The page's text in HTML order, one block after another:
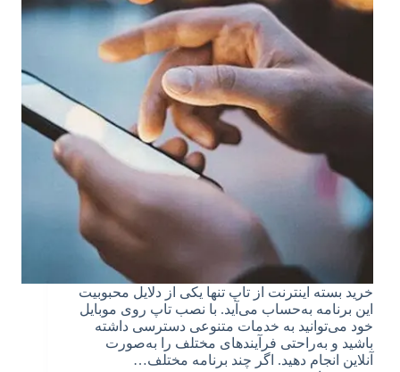
خرید بسته اینترنت از تاپ تنها یکی از دلایل محبوبیت
این برنامه به‌حساب می‌آید. با نصب تاپ روی موبایل
خود می‌توانید به خدمات متنوعی دسترسی داشته
باشید و به‌راحتی فرآیندهای مختلف را به‌صورت
آنلاین انجام دهید. اگر چند برنامه مختلف…